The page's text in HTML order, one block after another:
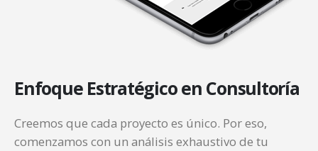
Enfoque Estratégicoen Consultoría
Creemos que cada proyecto es único. Por eso,
comenzamos con un análisis exhaustivo de tu